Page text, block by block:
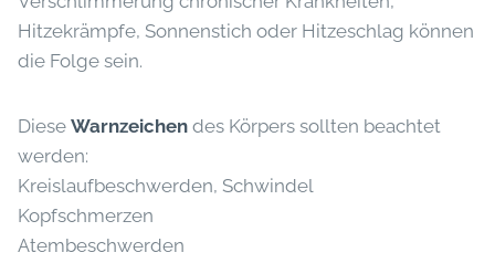
Hitzekrämpfe, Sonnenstich oder Hitzeschlag können
die Folge sein.
Diese Warnzeichen des Körpers sollten beachtet
werden:
Kreislaufbeschwerden, Schwindel
Kopfschmerzen
Atembeschwerden